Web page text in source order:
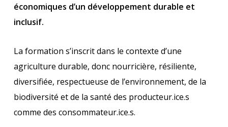
économiques d’un développement durable et
inclusif.
La formation s’inscrit dans le contexte d’une
agriculture durable, donc nourricière, résiliente,
diversifiée, respectueuse de l’environnement, de la
biodiversité et de la santé des producteur.ice.s
comme des consommateur.ice.s.